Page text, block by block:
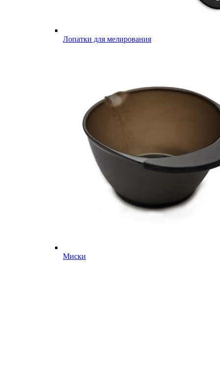
Лопатки для мелирования
Миски